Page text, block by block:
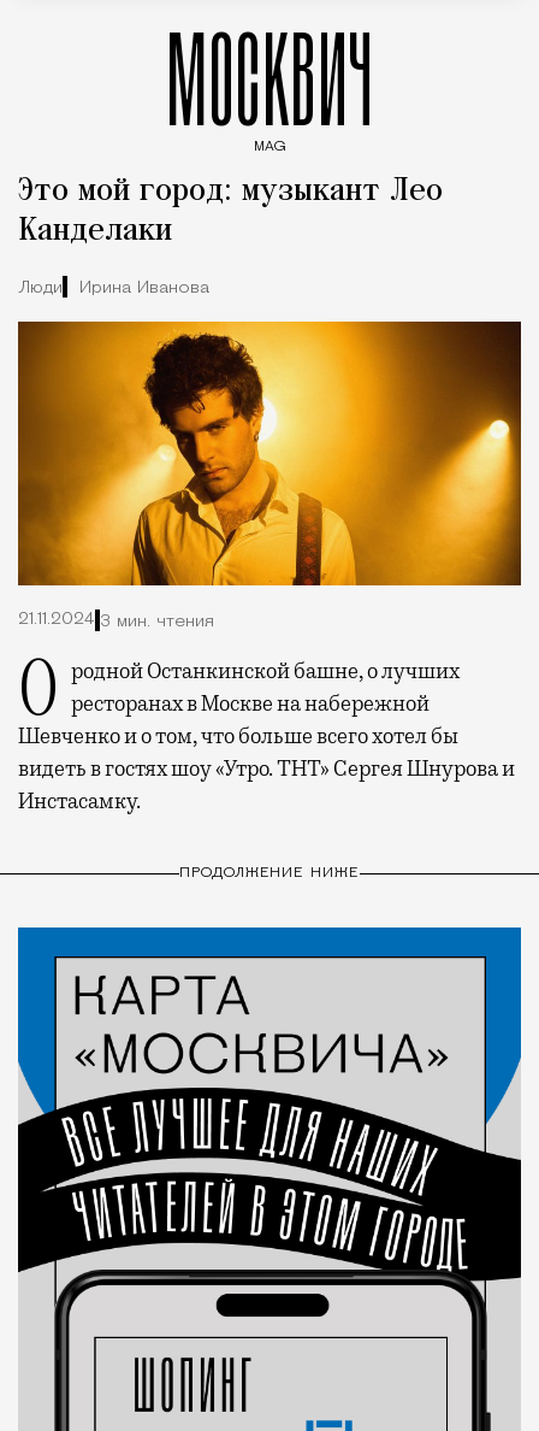
МОСКВИЧ
MAG
Это мой город: музыкант Лео
Канделаки
Люди Ирина Иванова
21.11.2024 3 мин. чтения
О родной Останкинской башне, о лучших ресторанах в Москве на набережной
Шевченко и о том, что больше всего хотел бы
видеть в гостях шоу «Утро. ТНТ» Сергея Шнурова и
Инстасамку.
ПРОДОЛЖЕНИЕ НИЖЕ